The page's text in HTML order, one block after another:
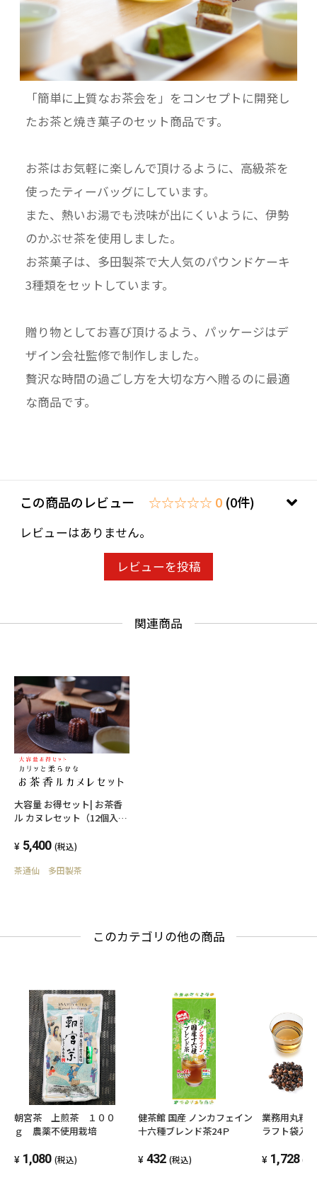
手提げ袋をご希望のお客様は、ご購入時に「ご
注文手続き」
画面の「お問い合わせ欄」にご記入ください。
※紙の手提げ袋。ご利用の場合は必要枚数をご
記入ください。
袋のサイズ（種類）は、基本的にご購入のギフ
合ったものをこちらで選ばせていただきます。
手提げ袋はお買上商品数を限度とさせていただ
きます、
予めご了承ください。
--------------------------------------------------------
----------------
なお、注文者様と送り先のお名前が異なる場合
納品書等の金額を記載している書類は同封して
おりません。
「簡単に上質なお茶会を」をコンセプトに開発し
たお茶と焼き菓子のセット商品です。
お茶はお気軽に楽しんで頂けるように、高級茶を
使ったティーバッグにしています。
また、熱いお湯でも渋味が出にくいように、伊勢
のかぶせ茶を使用しました。
お茶菓子は、多田製茶で大人気のパウンドケーキ
3種類をセットしています。
贈り物としてお喜び頂けるよう、パッケージはデ
ザイン会社監修で制作しました。
贅沢な時間の過ごし方を大切な方へ贈るのに最適
な商品です。
この商品のレビュー ☆☆☆☆☆ 0 (0件)
レビューはありません。
レビューを投稿
関連商品
大容量 お得セット| お茶香
ル カヌレセット（12個入・
和紅茶・ほうじ茶 各2個）
5,400 (税込)
茶通仙 多田製茶
このカテゴリの他の商品
朝宮茶 上煎茶 １００
ｇ 農薬不使用栽培
1,080 (税込)
健茶館 国産 ノンカフェイン
十六種ブレンド茶24Ｐ
432 (税込)
業務用丸
ラフト袋入り
1,728 (税